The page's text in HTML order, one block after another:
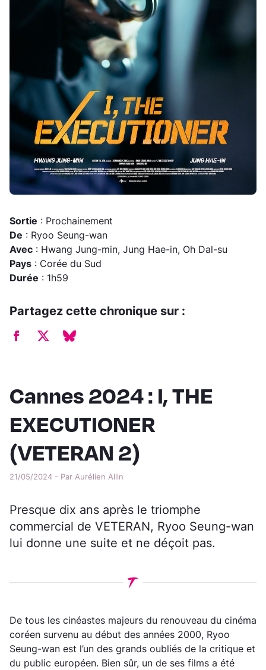
Cannes 2024 : I, THE
EXECUTIONER
(VETERAN 2)
21/05/2024 - Par Aurélien Allin
Presque dix ans après le triomphe
commercial de VETERAN, Ryoo Seung-wan
lui donne une suite et ne déçoit pas.
De tous les cinéastes majeurs du renouveau du cinéma
coréen survenu au début des années 2000, Ryoo
Seung-wan est l’un des grands oubliés de la critique et
du public européen. Bien sûr, un de ses films a été
Sortie : Prochainement
De : Ryoo Seung-wan
Avec : Hwang Jung-min, Jung Hae-in, Oh Dal-su
Pays : Corée du Sud
Durée : 1h59
Partagez cette chronique sur :